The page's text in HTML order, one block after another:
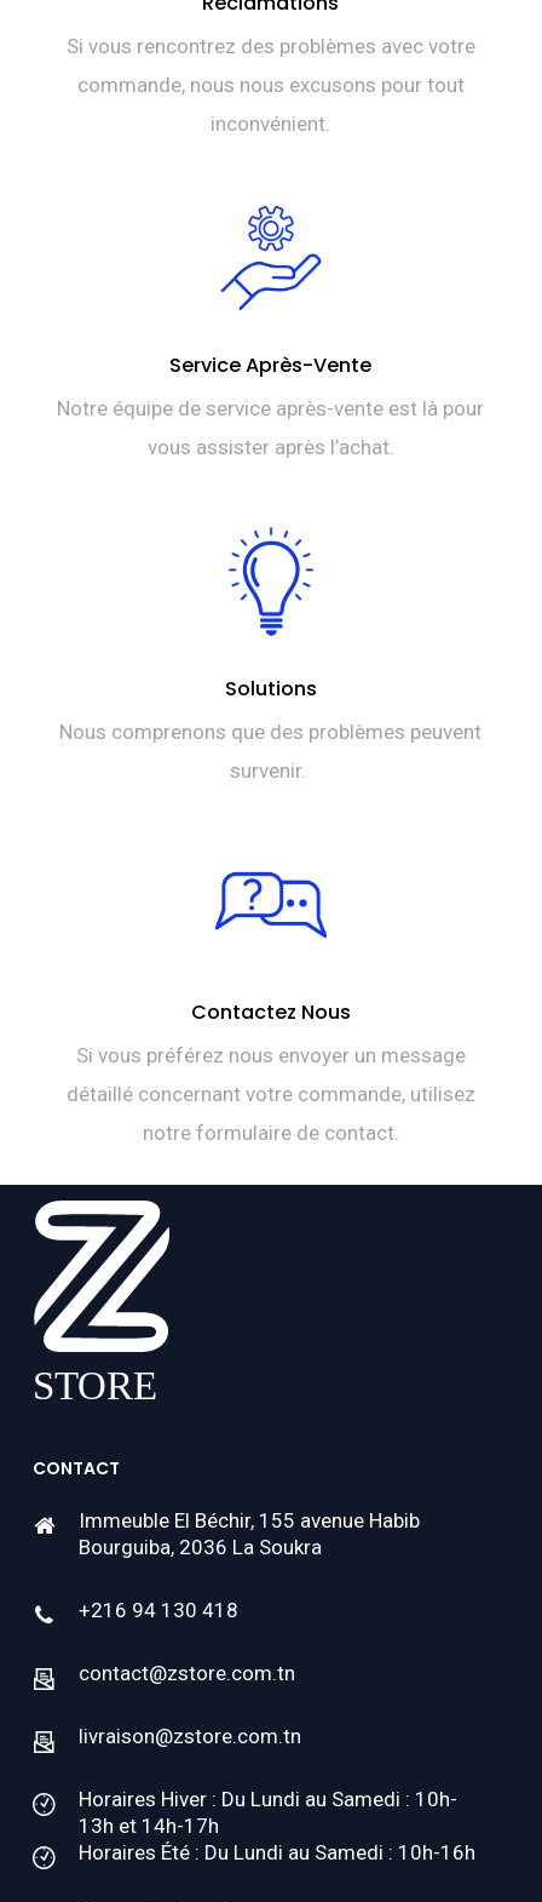
Si vous rencontrez des problèmes avec votre
commande, nous nous excusons pour tout
inconvénient.
Service Après-Vente
Notre équipe de service après-vente est là pour
vous assister après l’achat.
Solutions
Nous comprenons que des problèmes peuvent
survenir.
Contactez Nous
Si vous préférez nous envoyer un message
détaillé concernant votre commande, utilisez
notre formulaire de contact.
CONTACT
Immeuble El Béchir, 155 avenue Habib
Bourguiba, 2036 La Soukra
+216 94 130 418
contact@zstore.com.tn
livraison@zstore.com.tn
Horaires Hiver : Du Lundi au Samedi : 10h-
13h et 14h-17h
Horaires Été : Du Lundi au Samedi : 10h-16h